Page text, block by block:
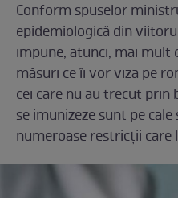
Conform spuselor
epidemiologică din
impune, atunci, mai mult
măsuri ce îi vor viza pe
cei care nu au trecut prin
se imunizeze sunt pe
numeroase restricții